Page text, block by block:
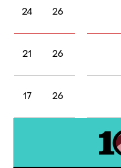
26
24
26
21
26
17